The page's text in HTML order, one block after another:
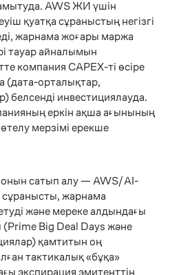
AWS ЖИ үшін
қуатқа сұраныстың негізгі
жарнама жоғары маржа
тауар айналымын
компания CAPEX-ті өсіре
орталықтар,
белсенді инвестициялауда.
еркін ақша ағынының
мерзімі ерекше
сатып алу — AWS/AI-
жарнама
және мереке алдындағы
Big Deal Days және
қамтитын оң
тактикалық «бұқа»
экспирация эмитенттің